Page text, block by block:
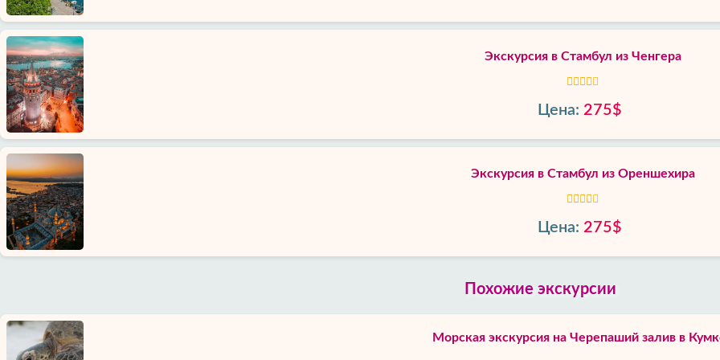
Экскурсия в Стамбул из Ченгера
Цена: 275$
Экскурсия в Стамбул из Ореншехира
Цена: 275$
Похожие экскурсии
Морская экскурсия на Черепаший залив в